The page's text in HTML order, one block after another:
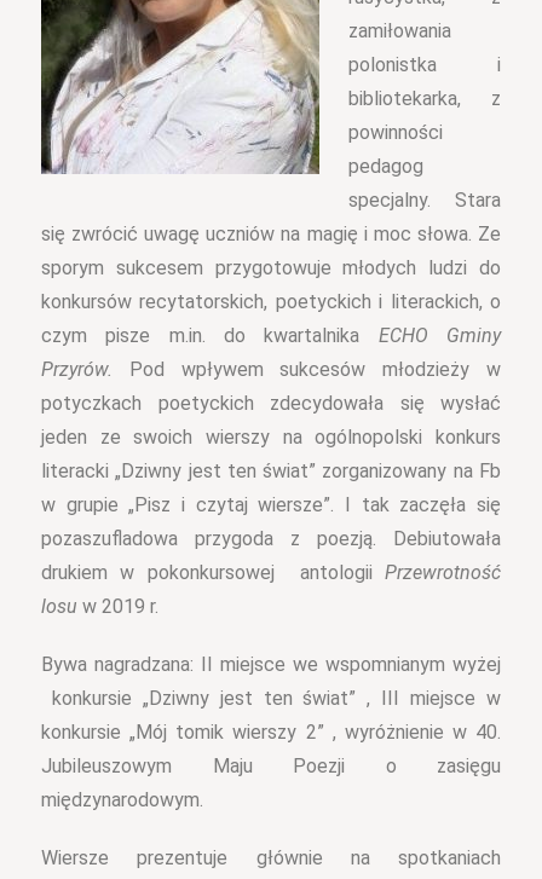
zamiłowania
polonistka i
bibliotekarka, z
powinności
pedagog
specjalny. Stara
się zwrócić uwagę uczniów na magię i moc słowa. Ze
sporym sukcesem przygotowuje młodych ludzi do
konkursów recytatorskich, poetyckich i literackich, o
czym pisze m.in. do kwartalnika ECHO Gminy
Przyrów. Pod wpływem sukcesów młodzieży w
potyczkach poetyckich zdecydowała się wysłać
jeden ze swoich wierszy na ogólnopolski konkurs
literacki „Dziwny jest ten świat” zorganizowany na Fb
w grupie „Pisz i czytaj wiersze”. I tak zaczęła się
pozaszufladowa przygoda z poezją. Debiutowała
drukiem w pokonkursowej antologii Przewrotność
losu w 2019 r.
Bywa nagradzana: II miejsce we wspomnianym wyżej
konkursie „Dziwny jest ten świat” , III miejsce w
konkursie „Mój tomik wierszy 2” , wyróżnienie w 40.
Jubileuszowym Maju Poezji o zasięgu
międzynarodowym.
Wiersze prezentuje głównie na spotkaniach